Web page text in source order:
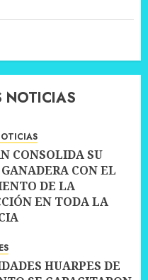
NOTICIAS
CONSOLIDA SU
CON EL
DE LA
EN TODA LA
HUARPES DE